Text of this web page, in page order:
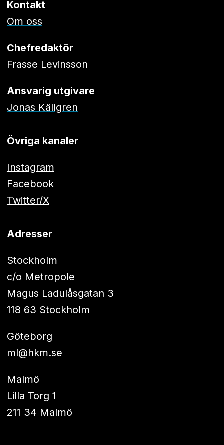
Kontakt
Om oss
Chefredaktör
Frasse Levinsson
Ansvarig utgivare
Jonas Källgren
Övriga kanaler
Instagram
Facebook
Twitter/X
Adresser
Stockholm
c/o Metropole
Magus Ladulåsgatan 3
118 63 Stockholm
Göteborg
ml@hkm.se
Malmö
Lilla Torg 1
211 34 Malmö